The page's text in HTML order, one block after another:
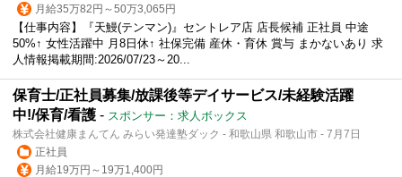
月給35万82円～50万3,065円
【仕事内容】『天鰻(テンマン)』セントレア店 店長候補 正社員 中途
50%↑ 女性活躍中 月8日休↑ 社保完備 産休・育休 賞与 まかないあり 求
人情報掲載期間:2026/07/23～20...
保育士/正社員募集/放課後等デイサービス/未経験活躍
中!/保育/看護 - スポンサー：求人ボックス
株式会社健康まんてん みらい発達塾ダック - 和歌山県 和歌山市 - 7月7日
正社員
月給19万円～19万1,400円